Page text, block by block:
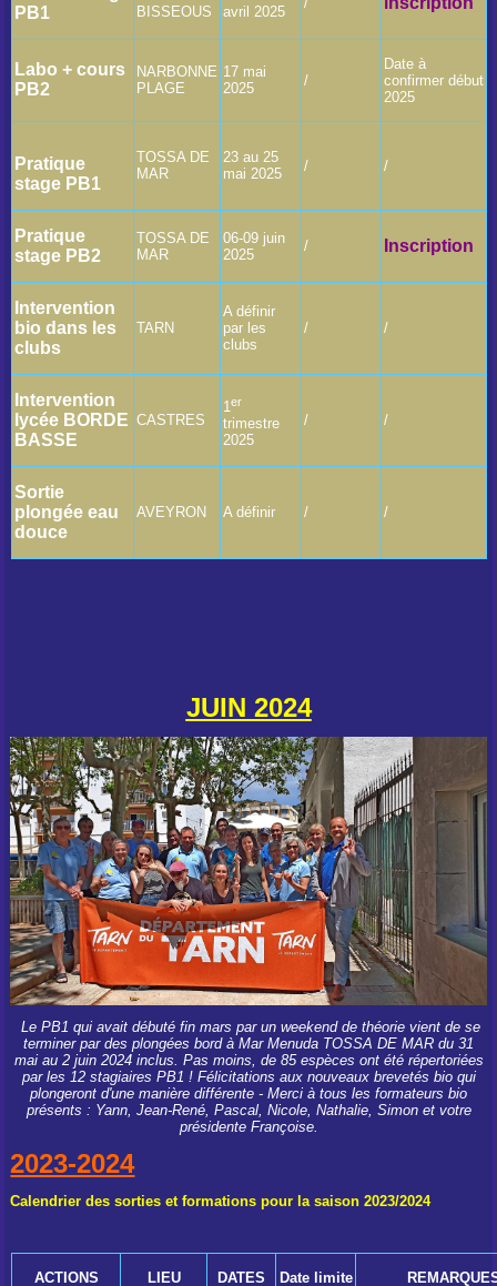
PB1
BISSEOUS
avril 2025
Labo + cours
PB2
NARBONNE
PLAGE
17 mai
2025
/
Date à
confirmer début
2025
Pratique
stage PB1
TOSSA DE
MAR
23 au 25
mai 2025
/ /
Pratique
stage PB2
TOSSA DE
MAR
06-09 juin
2025
/ Inscription
Intervention
bio dans les
clubs
TARN
A définir
par les
clubs
/ /
Intervention
lycée BORDE
BASSE
CASTRES
1er
trimestre
2025
/ /
Sortie
plongée eau
douce
AVEYRON A définir / /
JUIN 2024
Le PB1 qui avait débuté fin mars par un weekend de théorie vient de se
terminer par des plongées bord à Mar Menuda TOSSA DE MAR du 31
mai au 2 juin 2024 inclus. Pas moins, de 85 espèces ont été répertoriées
par les 12 stagiaires PB1 ! Félicitations aux nouveaux brevetés bio qui
plongeront d'une manière différente - Merci à tous les formateurs bio
présents : Yann, Jean-René, Pascal, Nicole, Nathalie, Simon et votre
présidente Françoise.
2023-2024
Calendrier des sorties et formations pour la saison 2023/2024
ACTIONS LIEU DATES
Date limite